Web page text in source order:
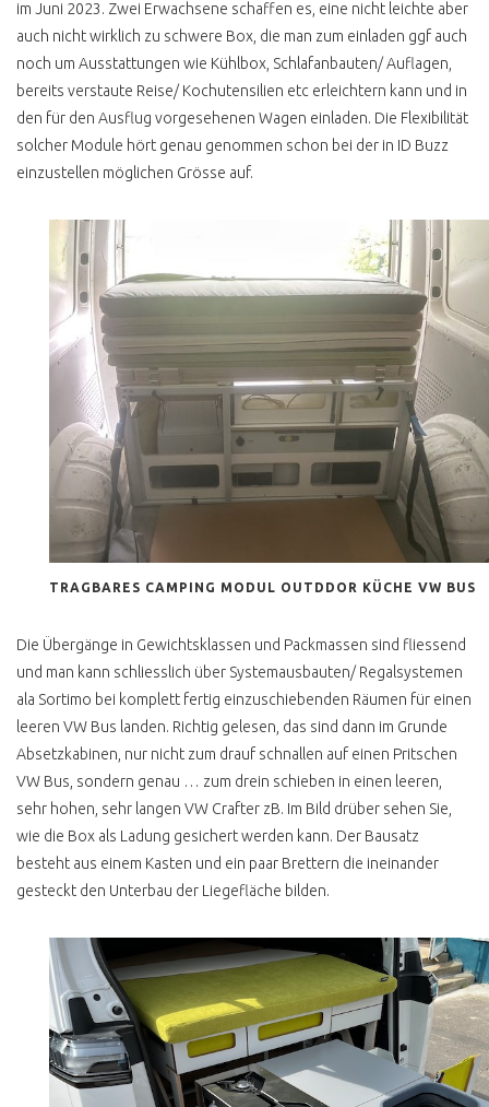
DIEBSTAHLSICHERUNG
WELCHE
T4 WERKSTATT CHECK
ERGEBNIS
BUSCHECKER
VW BUS T5
T5 ANZEIGE UND
REALITÄT
T5 5 ZYL HOCH LANG
LOW BUDGET CAMPER
TRANSPORTER BILLIG
T5 TECHNISCHE
ÄNDERUNGEN
FAKE ANGEBOTE
MÜLLHALDE ?
FINDEN
T5 ROSTVORSORGE
T6 E ABT E BUS UMBAU
CALIFORNIA BEACH
LOW BUDGET CAMPER
ID BUZZ TEST CAMPING
BOX
ID BUZZ ODER T1
KAUFEN
im Juni 2023. Zwei Erwachsene schaffen es, eine nicht leichte aber
auch nicht wirklich zu schwere Box, die man zum einladen ggf auch
noch um Ausstattungen wie Kühlbox, Schlafanbauten/ Auflagen,
bereits verstaute Reise/ Kochutensilien etc erleichtern kann und in
den für den Ausflug vorgesehenen Wagen einladen. Die Flexibilität
solcher Module hört genau genommen schon bei der in ID Buzz
einzustellen möglichen Grösse auf.
TRAGBARES CAMPING MODUL OUTDDOR KÜCHE VW BUS
Die Übergänge in Gewichtsklassen und Packmassen sind fliessend
und man kann schliesslich über Systemausbauten/ Regalsystemen
ala Sortimo bei komplett fertig einzuschiebenden Räumen für einen
leeren VW Bus landen. Richtig gelesen, das sind dann im Grunde
Absetzkabinen, nur nicht zum drauf schnallen auf einen Pritschen
VW Bus, sondern genau … zum drein schieben in einen leeren,
sehr hohen, sehr langen VW Crafter zB. Im Bild drüber sehen Sie,
wie die Box als Ladung gesichert werden kann. Der Bausatz
besteht aus einem Kasten und ein paar Brettern die ineinander
gesteckt den Unterbau der Liegefläche bilden.